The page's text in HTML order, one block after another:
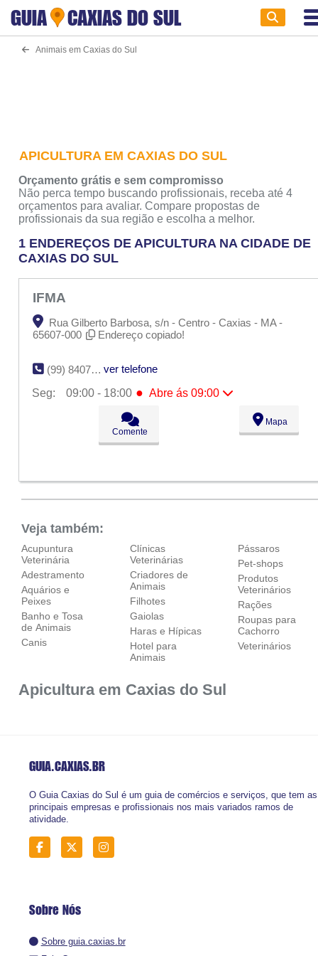
GUIA CAXIAS DO SUL
Animais em Caxias do Sul
APICULTURA EM CAXIAS DO SUL
Orçamento grátis e sem compromisso
Não perca tempo buscando profissionais, receba até 4
orçamentos para avaliar. Compare propostas de
profissionais da sua região e escolha a melhor.
1 ENDEREÇOS DE APICULTURA NA CIDADE DE
CAXIAS DO SUL
IFMA
Rua Gilberto Barbosa, s/n - Centro - Caxias - MA -
65607-000
Endereço copiado!
(99) 8407-6025
ver telefone
Seg:
09:00 - 18:00 ● Abre ás 09:00
09:00 - 18:00
09:00 - 18:00
09:00 - 18:00
Comente
Mapa
Veja também:
Acupuntura
Veterinária
Adestramento
Aquários e
Peixes
Banho e Tosa
de Animais
Canis
Clínicas
Veterinárias
Criadores de
Animais
Filhotes
Gaiolas
Haras e Hípicas
Hotel para
Animais
Pássaros
Pet-shops
Produtos
Veterinários
Rações
Roupas para
Cachorro
Veterinários
Apicultura em Caxias do Sul
GUIA.CAXIAS.BR
O Guia Caxias do Sul é um guia de comércios e serviços, que tem as
principais empresas e profissionais nos mais variados ramos de
atividade.
Sobre Nós
Sobre guia.caxias.br